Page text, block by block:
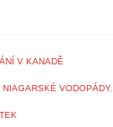
V KANADĚ
NIAGARSKÉ VODOPÁDY,